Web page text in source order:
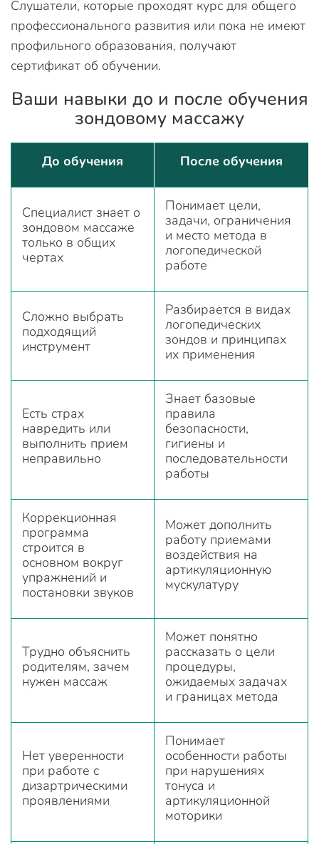
Слушатели, которые проходят курс для общего
профессионального развития или пока не имеют
профильного образования, получают
сертификат об обучении.
Ваши навыки до и после обучения
зондовому массажу
До обучения После обучения
Специалист знает о
зондовом массаже
только в общих
чертах
Понимает цели,
задачи, ограничения
и место метода в
логопедической
работе
Сложно выбрать
подходящий
инструмент
Разбирается в видах
логопедических
зондов и принципах
их применения
Есть страх
навредить или
выполнить прием
неправильно
Знает базовые
правила
безопасности,
гигиены и
последовательности
работы
Коррекционная
программа
строится в
основном вокруг
упражнений и
постановки звуков
Может дополнить
работу приемами
воздействия на
артикуляционную
мускулатуру
Трудно объяснить
родителям, зачем
нужен массаж
Может понятно
рассказать о цели
процедуры,
ожидаемых задачах
и границах метода
Нет уверенности
при работе с
дизартрическими
проявлениями
Понимает
особенности работы
при нарушениях
тонуса и
артикуляционной
моторики